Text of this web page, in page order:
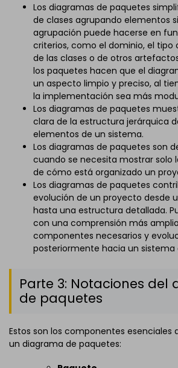
Los diagramas de paquetes
de clases agrupando elementos
agrupación puede hacerse en
criterios, como el dominio, el tipo
de las clases o de otros
los paquetes hacen que el
un aspecto limpio y preciso, al
la implementación sea más
Los diagramas de paquetes
clara de la estructura jerárquica
elementos de un sistema.
Los diagramas de paquetes son
cuando se necesita mostrar solo
de cómo está organizado un
Los diagramas de paquetes
evolución de un proyecto desde
hasta una estructura detallada.
con una comprensión más
componentes necesarios y
posteriormente hacia un sistema
Parte 3: Notaciones del
de paquetes
Estos son los componentes esenciales
un diagrama de paquetes: